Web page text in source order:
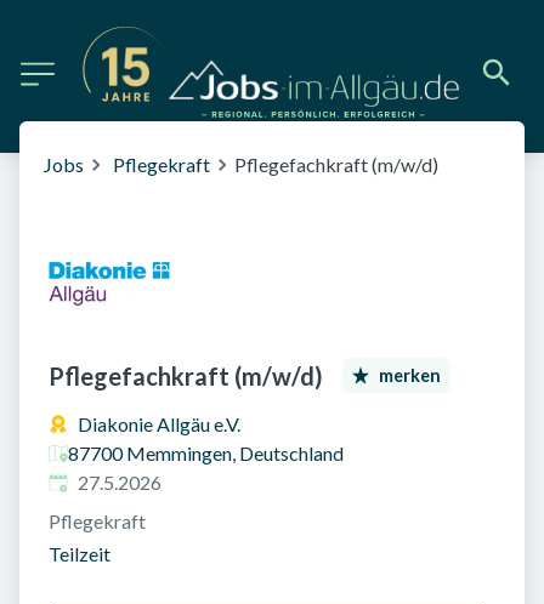
Jobs Pflegekraft Pflegefachkraft (m/w/d)
Pflegefachkraft (m/w/d) merken
Diakonie Allgäu e.V.
87700 Memmingen, Deutschland
Veröffentlicht am
27.5.2026
Pflegekraft
Teilzeit